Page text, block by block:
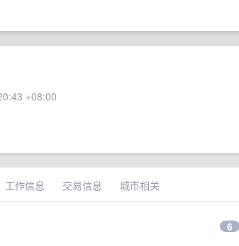
+08:00
工作信息 交易信息 城市相关
6